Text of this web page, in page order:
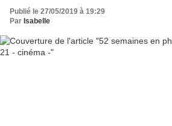
Publié le 27/05/2019 à 19:29
Par Isabelle